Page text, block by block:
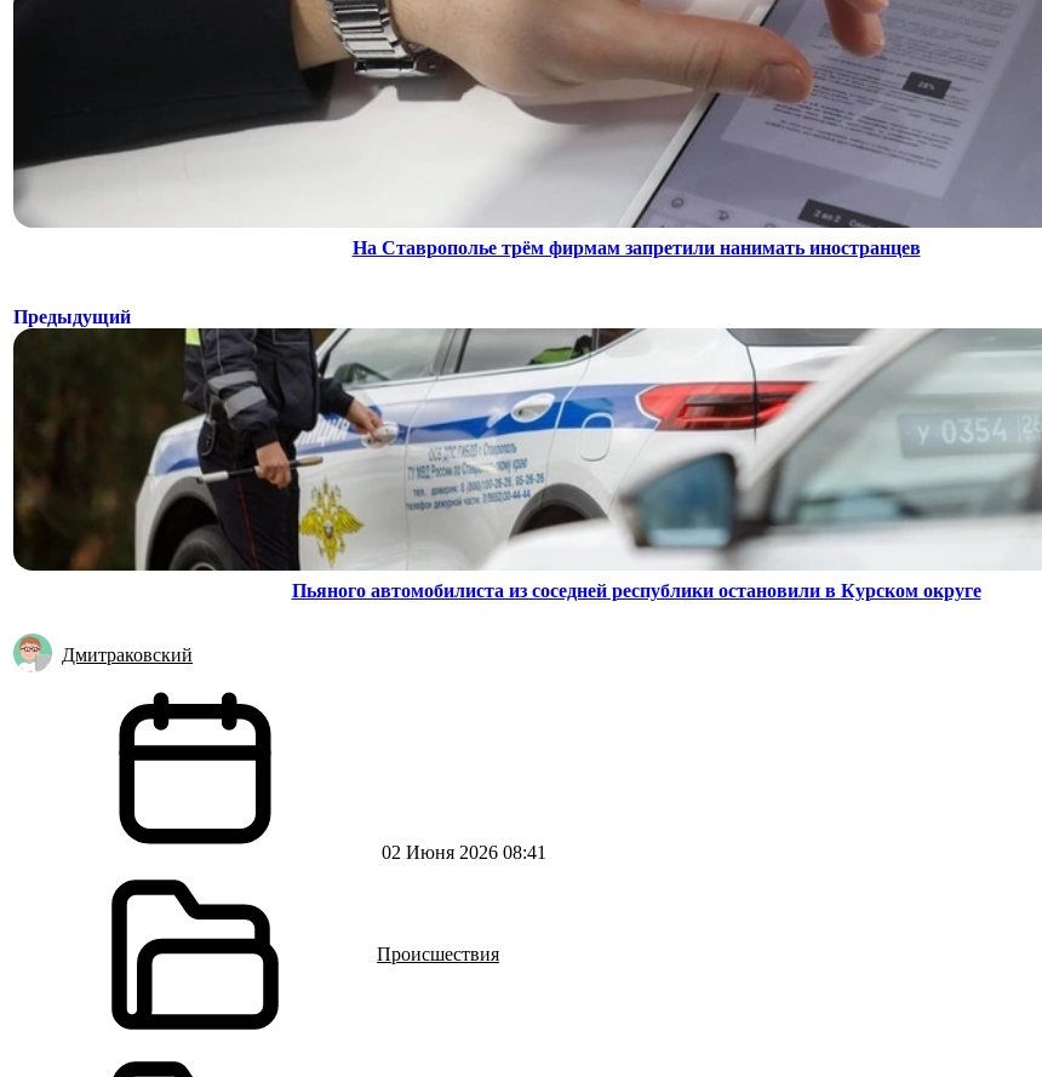
На Ставрополье трём фирмам запретили нанимать иностранцев
Предыдущий
Пьяного автомобилиста из соседней республики остановили в Курском округе
Дмитраковский
02 Июня 2026 08:41
Происшествия